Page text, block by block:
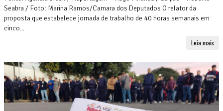
Seabra / Foto: Marina Ramos/Camara dos Deputados O relator da
proposta que estabelece jornada de trabalho de 40 horas semanais em
cinco...
Leia mais